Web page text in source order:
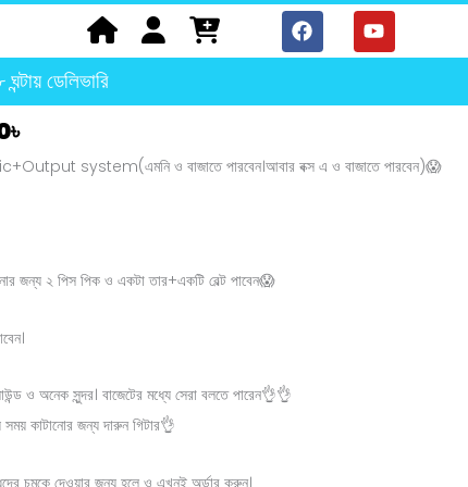
F
a
c
b
k
Y
o
u
u
ঘন্টায় ডেলিভারি
.
৳
pricesystem(এমনি ও বাজাতে পারবেন।আবার বক্স এ ও বাজাতে পারবেন)😱
জন্য ২ পিস পিক ও একটা তার+একটি বেল্ট পাবেন😱
ও অনেক সুন্দর। বাজেটের মধ্যে সেরা বলতে পারেন👌👌
সময় কাটানোর জন্য দারুন গিটার👌
চমকে দেওয়ার জন্য হলে ও এখনই অর্ড়ার করুন।